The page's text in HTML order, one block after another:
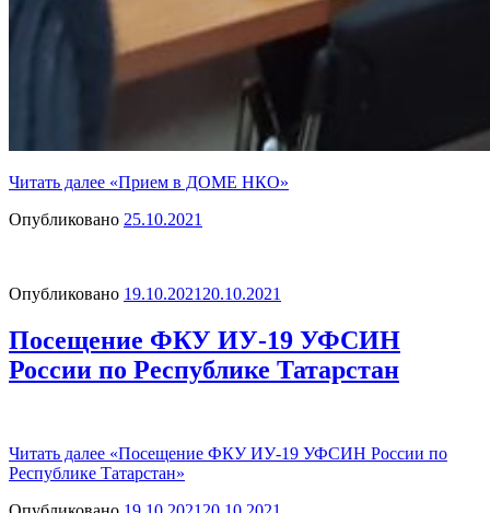
Читать далее «Прием в ДОМЕ НКО»
Опубликовано 25.10.2021
Опубликовано 19.10.2021 20.10.2021
Посещение ФКУ ИУ-19 УФСИН
России по Республике Татарстан
Читать далее «Посещение ФКУ ИУ-19 УФСИН России по
Республике Татарстан»